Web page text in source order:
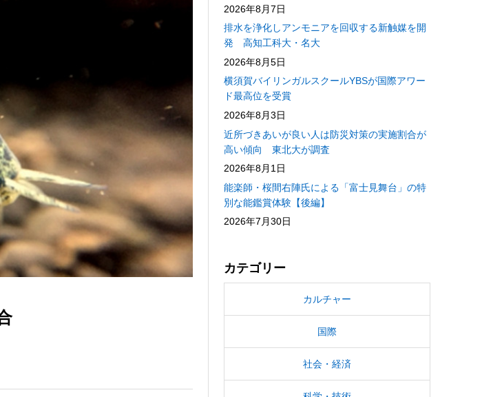
2026年8月7日
排水を浄化しアンモニアを回収する新触媒を開
発 高知工科大・名大
2026年8月5日
横須賀バイリンガルスクールYBSが国際アワー
ド最高位を受賞
2026年8月3日
近所づきあいが良い人は防災対策の実施割合が
高い傾向 東北大が調査
2026年8月1日
能楽師・桜間右陣氏による「富士見舞台」の特
別な能鑑賞体験【後編】
2026年7月30日
カテゴリー
カルチャー
国際
社会・経済